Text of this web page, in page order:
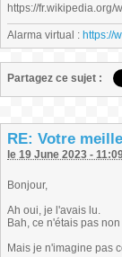
https://fr.wikipedia.org/
Alarma virtual : https://
Partagez ce sujet :
RE: Votre
le 19 June 2023 -
Bonjour,
Ah oui, je l'avais lu.
Bah, ce n'étais pas
Mais je n'imagine pas